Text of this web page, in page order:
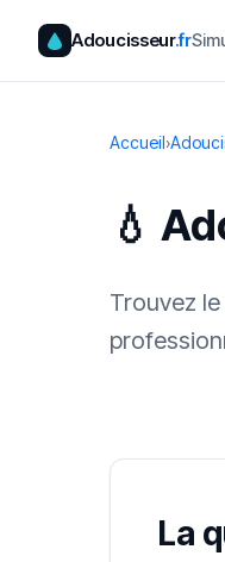
Adoucisseur.fr
Accueil›
💧
Trouvez
La